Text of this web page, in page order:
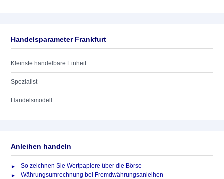
Handelsparameter Frankfurt
Kleinste handelbare Einheit
Spezialist
Handelsmodell
Anleihen handeln
So zeichnen Sie Wertpapiere über die Börse
Währungsumrechnung bei Fremdwährungsanleihen